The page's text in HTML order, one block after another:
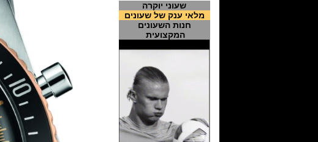
שעוני יוקרה
מלאי ענק של שעונים
חנות השעונים
המקצועית